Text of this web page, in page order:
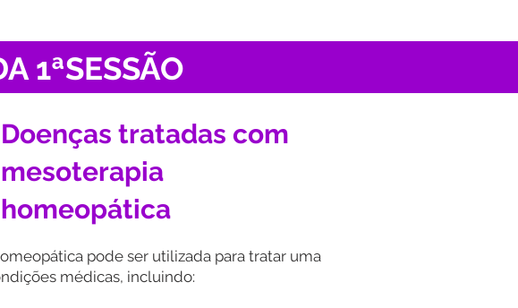
1ªSESSÃO
Doenças tratadas com
mesoterapia
homeopática
pode ser utilizada para tratar uma
médicas, incluindo: